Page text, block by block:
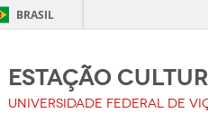
BRASIL
Estação
Universidade Federal de